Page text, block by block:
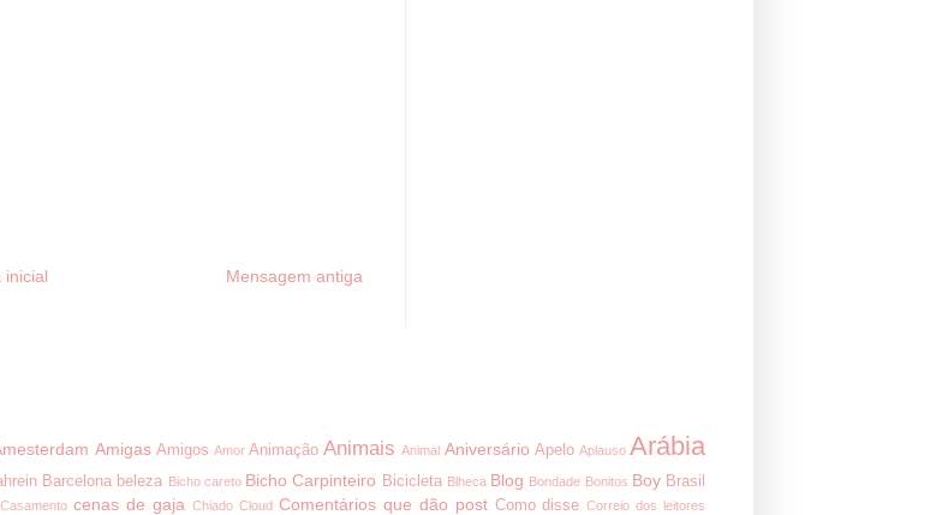
Mensagem antiga
inicial
Amigas Amigos Amor Animação Animais Animal Aniversário Apelo Aplauso Arábia
Barcelona beleza Bicho careto Bicho Carpinteiro Bicicleta Blheca Blog Bondade Bonitos Boy Brasil
Casamento cenas de gaja Chiado Cloud Comentários que dão post Como disse Correio dos leitores